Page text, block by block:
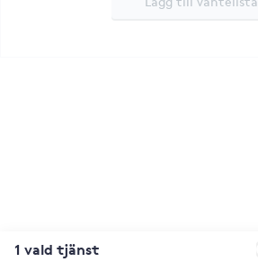
1 vald tjänst